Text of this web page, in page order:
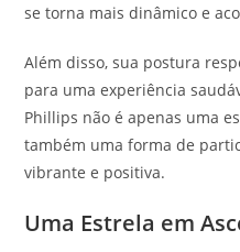
se torna mais dinâmico e
Além disso, sua postura
para uma experiência
Phillips não é apenas uma
também uma forma de
vibrante e positiva.
Uma Estrela em